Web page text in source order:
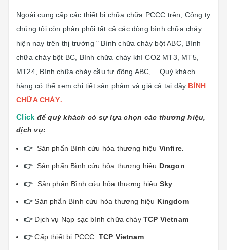
Ngoài cung cấp các thiết bị chữa chữa PCCC trên, Công ty
chúng tôi còn phân phối tất cả các dòng bình chữa cháy
hiện nay trên thị trường " Bình chữa cháy bột ABC, Bình
chữa cháy bột BC, Bình chữa cháy khí CO2 MT3, MT5,
MT24, Bình chữa cháy cầu tự động ABC,... Quý khách
hàng có thể xem chi tiết sản phảm và giá cả tại đây BÌNH
CHỮA CHÁY.
Click để quý khách có sự lựa chọn các thương hiệu,
dịch vụ:
👉 Sản phẩn Bình cứu hỏa thương hiệu Vinfire.
👉 Sản phẩn Bình cứu hỏa thương hiệu Dragon
👉 Sản phẩn Bình cứu hỏa thương hiệu Sky
👉Sản phẩn Bình cứu hỏa thương hiệu Kingdom
👉 Dịch vụ Nạp sạc bình chữa cháy TCP Vietnam
👉Cấp thiết bị PCCC TCP Vietnam